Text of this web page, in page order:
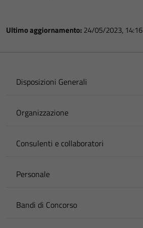
Ultimo aggiornamento: 24/05/2023, 14:16
Disposizioni Generali
Organizzazione
Consulenti e collaboratori
Personale
Bandi di Concorso